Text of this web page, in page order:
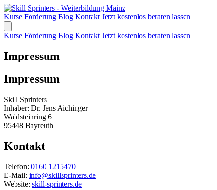
Kurse Förderung Blog Kontakt Jetzt kostenlos beraten lassen
Kurse Förderung Blog Kontakt Jetzt kostenlos beraten lassen
Impressum
Impressum
Skill Sprinters
Inhaber: Dr. Jens Aichinger
Waldsteinring 6
95448 Bayreuth
Kontakt
Telefon: 0160 1215470
E-Mail: info@skillsprinters.de
Website: skill-sprinters.de